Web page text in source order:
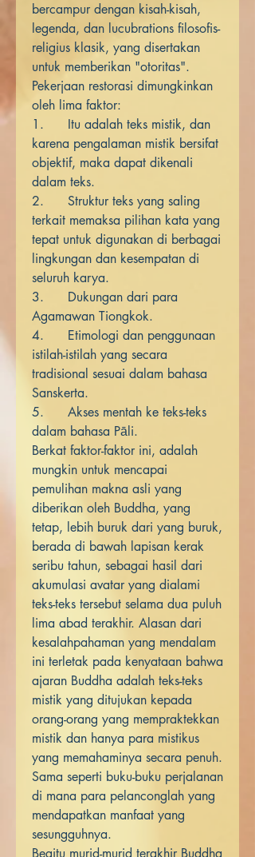
bercampur dengan kisah-kisah,
legenda, dan lucubrations filosofis-
religius klasik, yang disertakan
untuk memberikan "otoritas".
Pekerjaan restorasi dimungkinkan
oleh lima faktor:
1. Itu adalah teks mistik, dan
karena pengalaman mistik bersifat
objektif, maka dapat dikenali
dalam teks.
2. Struktur teks yang saling
terkait memaksa pilihan kata yang
tepat untuk digunakan di berbagai
lingkungan dan kesempatan di
seluruh karya.
3. Dukungan dari para
Agamawan Tiongkok.
4. Etimologi dan penggunaan
istilah-istilah yang secara
tradisional sesuai dalam bahasa
Sanskerta.
5. Akses mentah ke teks-teks
dalam bahasa Pāli.
Berkat faktor-faktor ini, adalah
mungkin untuk mencapai
pemulihan makna asli yang
diberikan oleh Buddha, yang
tetap, lebih buruk dari yang buruk,
berada di bawah lapisan kerak
seribu tahun, sebagai hasil dari
akumulasi avatar yang dialami
teks-teks tersebut selama dua puluh
lima abad terakhir. Alasan dari
kesalahpahaman yang mendalam
ini terletak pada kenyataan bahwa
ajaran Buddha adalah teks-teks
mistik yang ditujukan kepada
orang-orang yang mempraktekkan
mistik dan hanya para mistikus
yang memahaminya secara penuh.
Sama seperti buku-buku perjalanan
di mana para pelanconglah yang
mendapatkan manfaat yang
sesungguhnya.
Begitu murid-murid terakhir Buddha